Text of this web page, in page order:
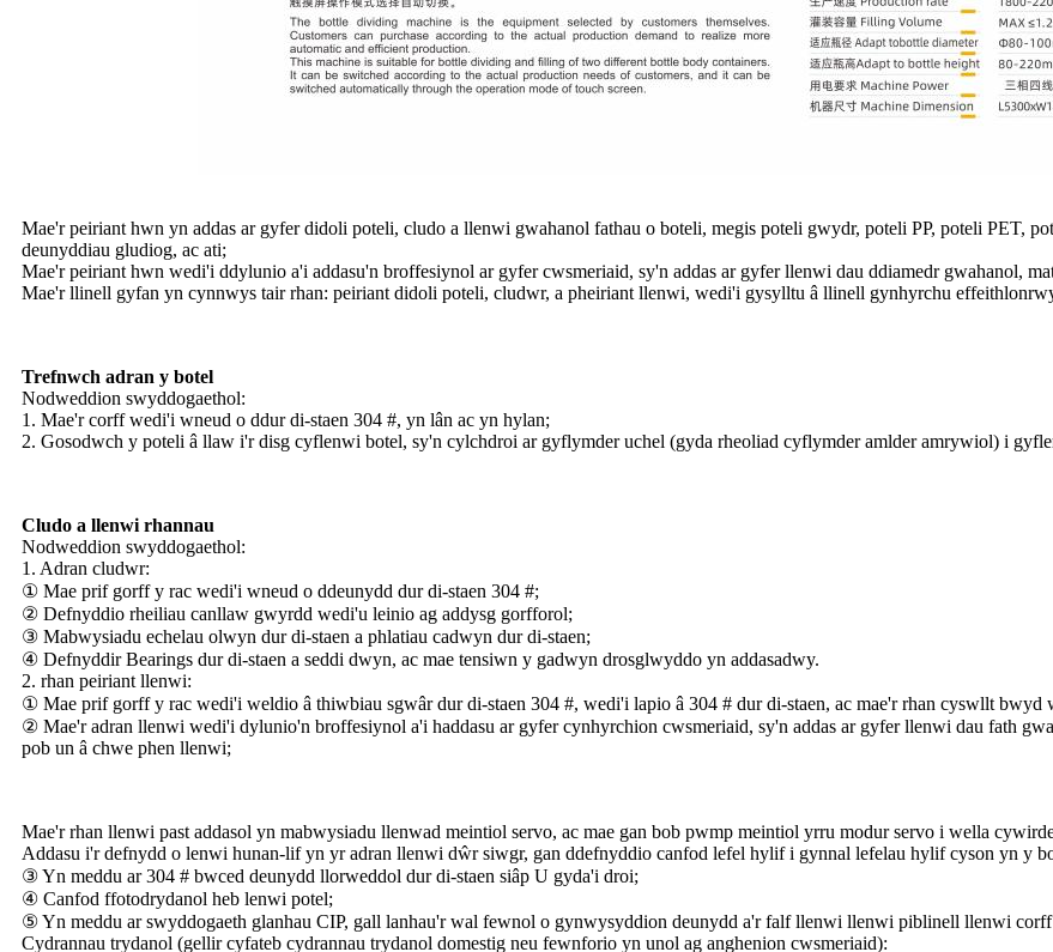
Mae'r peiriant hwn yn addas ar gyfer didoli poteli, cludo a llenwi gwahanol fathau o boteli, megis poteli gwydr, poteli PP, poteli PET,
deunyddiau gludiog, ac ati;
Mae'r peiriant hwn wedi'i ddylunio a'i addasu'n broffesiynol ar gyfer cwsmeriaid, sy'n addas ar gyfer llenwi dau ddiamedr gwahanol,
Mae'r llinell gyfan yn cynnwys tair rhan: peiriant didoli poteli, cludwr, a pheiriant llenwi, wedi'i gysylltu â llinell gynhyrchu
Trefnwch adran y botel
Nodweddion swyddogaethol:
1. Mae'r corff wedi'i wneud o ddur di-staen 304 #, yn lân ac yn hylan;
2. Gosodwch y poteli â llaw i'r disg cyflenwi botel, sy'n cylchdroi ar gyflymder uchel (gyda rheoliad cyflymder amlder amrywiol) i
Cludo a llenwi rhannau
Nodweddion swyddogaethol:
1. Adran cludwr:
① Mae prif gorff y rac wedi'i wneud o ddeunydd dur di-staen 304 #;
② Defnyddio rheiliau canllaw gwyrdd wedi'u leinio ag addysg gorfforol;
③ Mabwysiadu echelau olwyn dur di-staen a phlatiau cadwyn dur di-staen;
④ Defnyddir Bearings dur di-staen a seddi dwyn, ac mae tensiwn y gadwyn drosglwyddo yn addasadwy.
2. rhan peiriant llenwi:
① Mae prif gorff y rac wedi'i weldio â thiwbiau sgwâr dur di-staen 304 #, wedi'i lapio â 304 # dur di-staen, ac mae'r rhan cyswllt bwyd
② Mae'r adran llenwi wedi'i dylunio'n broffesiynol a'i haddasu ar gyfer cynhyrchion cwsmeriaid, sy'n addas ar gyfer llenwi dau fath
pob un â chwe phen llenwi;
Mae'r rhan llenwi past addasol yn mabwysiadu llenwad meintiol servo, ac mae gan bob pwmp meintiol yrru modur servo i wella
Addasu i'r defnydd o lenwi hunan-lif yn yr adran llenwi dŵr siwgr, gan ddefnyddio canfod lefel hylif i gynnal lefelau hylif cyson yn y
③ Yn meddu ar 304 # bwced deunydd llorweddol dur di-staen siâp U gyda'i droi;
④ Canfod ffotodrydanol heb lenwi potel;
⑤ Yn meddu ar swyddogaeth glanhau CIP, gall lanhau'r wal fewnol o gynwysyddion deunydd a'r falf llenwi llenwi piblinell llenwi
Cydrannau trydanol (gellir cyfateb cydrannau trydanol domestig neu fewnforio yn unol ag anghenion cwsmeriaid):